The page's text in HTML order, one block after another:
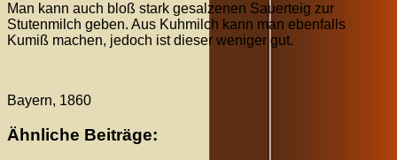
Man kann auch bloß stark gesalzenen Sauerteig zur
Stutenmilch geben. Aus Kuhmilch kann man ebenfalls
Kumiß machen, jedoch ist dieser weniger gut.
Bayern, 1860
Ähnliche Beiträge: